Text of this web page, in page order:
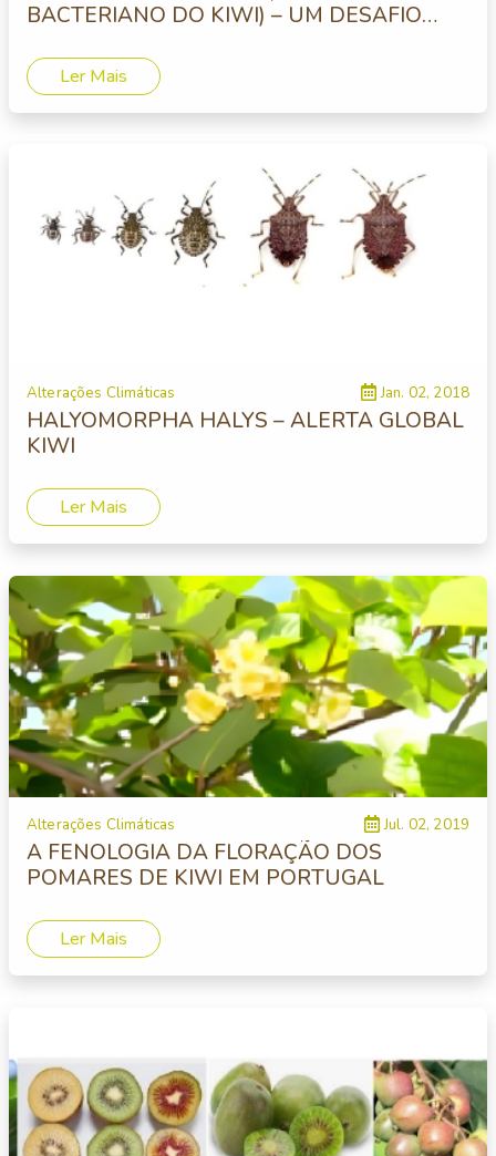
BACTERIANO DO KIWI) – UM DESAFIO
Ler Mais
Alterações Climáticas Jan. 02, 2018
HALYOMORPHA HALYS – ALERTA GLOBAL
KIWI
Ler Mais
Alterações Climáticas Jul. 02, 2019
A FENOLOGIA DA FLORAÇÃO DOS
POMARES DE KIWI EM PORTUGAL
Ler Mais